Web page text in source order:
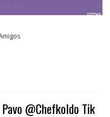
@Chefkoldo Tik